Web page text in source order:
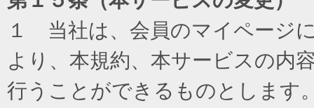
１ 当社は、会員のマイページ
より、本規約、本サービスの内
行うことができるものとします